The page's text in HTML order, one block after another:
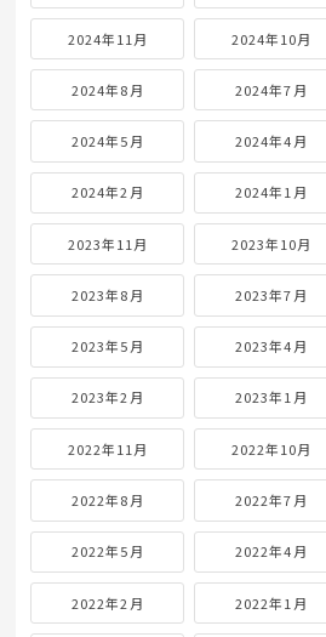
2024年11月 2024年10月
2024年8月 2024年7月
2024年5月 2024年4月
2024年2月 2024年1月
2023年11月 2023年10月
2023年8月 2023年7月
2023年5月 2023年4月
2023年2月 2023年1月
2022年11月 2022年10月
2022年8月 2022年7月
2022年5月 2022年4月
2022年2月 2022年1月